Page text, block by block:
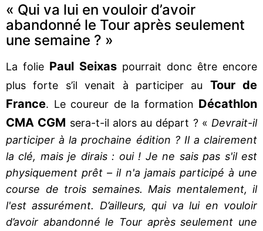
« Qui va lui en vouloir d’avoir
abandonné le Tour après seulement
une semaine ? »
La folie Paul Seixas pourrait donc être encore
plus forte s’il venait à participer au Tour de
France. Le coureur de la formation Décathlon
CMA CGM sera-t-il alors au départ ? « Devrait-il
participer à la prochaine édition ? Il a clairement
la clé, mais je dirais : oui ! Je ne sais pas s'il est
physiquement prêt – il n'a jamais participé à une
course de trois semaines. Mais mentalement, il
l'est assurément. D’ailleurs, qui va lui en vouloir
d’avoir abandonné le Tour après seulement une